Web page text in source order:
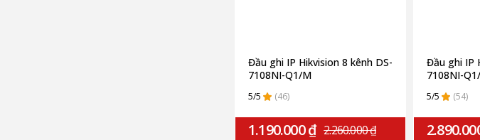
Đầu ghi IP Hikvision 8 kênh DS-
7108NI-Q1/M
5/5 (46)
1.190.000 ₫ 2.260.000 ₫
Đầu ghi IP
7108NI-
5/5 (54)